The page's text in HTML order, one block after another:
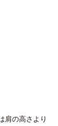
肩の高さより